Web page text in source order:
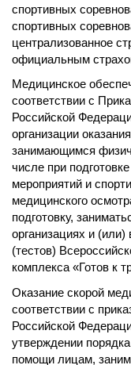
спортивных
спортивных
централизованное
официальным
Медицинское
соответствии с
Российской
организации
занимающимся
числе при
мероприятий и
медицинского
подготовку,
организациях и
(тестов)
комплекса «Готов к
Оказание скорой
соответствии с
Российской
утверждении
помощи лицам,